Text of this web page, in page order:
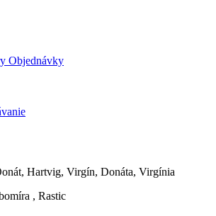
Objednávky
Hartvig, Virgín, Donáta, Virgínia
, Rastic